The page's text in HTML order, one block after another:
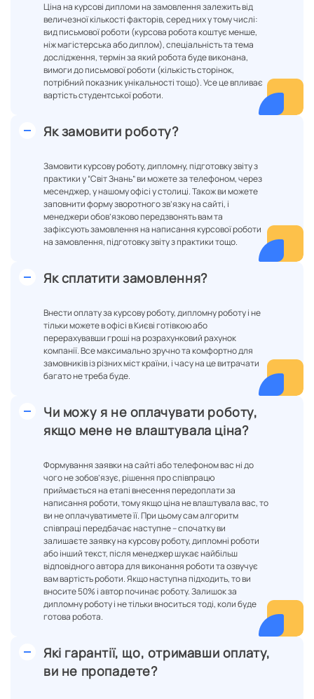
Ціна на курсові дипломи на замовлення залежить від
величезної кількості факторів, серед них у тому числі:
вид письмової роботи (курсова робота коштує менше,
ніж магістерська або диплом), спеціальність та тема
дослідження, термін за який робота буде виконана,
вимоги до письмової роботи (кількість сторінок,
потрібний показник унікальності тощо). Усе це впливає
вартість студентської роботи.
Як замовити роботу?
Замовити курсову роботу, дипломну, підготовку звіту з
практики у “Світ Знань” ви можете за телефоном, через
месенджер, у нашому офісі у столиці. Також ви можете
заповнити форму зворотного зв’язку на сайті, і
менеджери обов’язково передзвонять вам та
зафіксують замовлення на написання курсової роботи
на замовлення, підготовку звіту з практики тощо.
Як сплатити замовлення?
Внести оплату за курсову роботу, дипломну роботу і не
тільки можете в офісі в Києві готівкою або
перерахувавши гроші на розрахунковий рахунок
компанії. Все максимально зручно та комфортно для
замовників із різних міст країни, і часу на це витрачати
багато не треба буде.
Чи можу я не оплачувати роботу,
якщо мене не влаштувала ціна?
Формування заявки на сайті або телефоном вас ні до
чого не зобов’язує, рішення про співпрацю
приймається на етапі внесення передоплати за
написання роботи, тому якщо ціна не влаштувала вас, то
ви не оплачуватимете її. При цьому сам алгоритм
співпраці передбачає наступне – спочатку ви
залишаєте заявку на курсову роботу, дипломні роботи
або інший текст, після менеджер шукає найбільш
відповідного автора для виконання роботи та озвучує
вам вартість роботи. Якщо наступна підходить, то ви
вносите 50% і автор починає роботу. Залишок за
дипломну роботу і не тільки вноситься тоді, коли буде
готова робота.
Які гарантії, що, отримавши оплату,
ви не пропадете?